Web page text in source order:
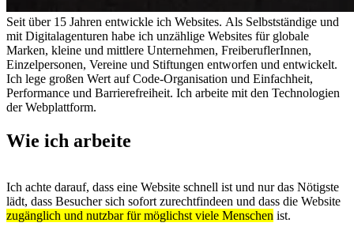
Seit über 15 Jahren entwickle ich Websites. Als Selbstständige und
mit Digitalagenturen habe ich unzählige Websites für globale
Marken, kleine und mittlere Unternehmen, FreiberuflerInnen,
Einzelpersonen, Vereine und Stiftungen entworfen und entwickelt.
Ich lege großen Wert auf Code-Organisation und Einfachheit,
Performance und Barrierefreiheit. Ich arbeite mit den Technologien
der Webplattform.
Wie ich arbeite
Ich achte darauf, dass eine Website schnell ist und nur das Nötigste
lädt, dass Besucher sich sofort zurechtfindeen und dass die Website
zugänglich und nutzbar für möglichst viele Menschen ist.